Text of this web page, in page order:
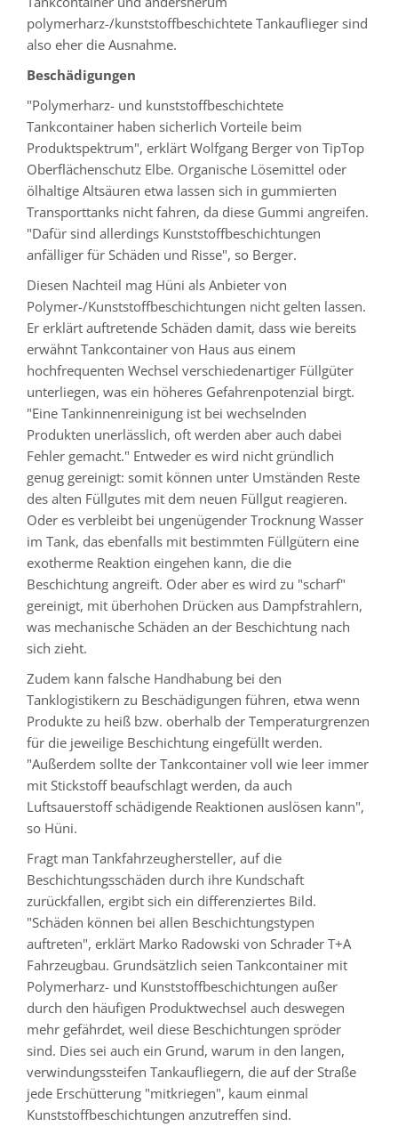
polymerharz-/kunststoffbeschichtete Tankauflieger sind
also eher die Ausnahme.
Beschädigungen
"Polymerharz- und kunststoffbeschichtete
Tankcontainer haben sicherlich Vorteile beim
Produktspektrum", erklärt Wolfgang Berger von TipTop
Oberflächenschutz Elbe. Organische Lösemittel oder
ölhaltige Altsäuren etwa lassen sich in gummierten
Transporttanks nicht fahren, da diese Gummi angreifen.
"Dafür sind allerdings Kunststoffbeschichtungen
anfälliger für Schäden und Risse", so Berger.
Diesen Nachteil mag Hüni als Anbieter von
Polymer-/Kunststoffbeschichtungen nicht gelten lassen.
Er erklärt auftretende Schäden damit, dass wie bereits
erwähnt Tankcontainer von Haus aus einem
hochfrequenten Wechsel verschiedenartiger Füllgüter
unterliegen, was ein höheres Gefahrenpotenzial birgt.
"Eine Tankinnenreinigung ist bei wechselnden
Produkten unerlässlich, oft werden aber auch dabei
Fehler gemacht." Entweder es wird nicht gründlich
genug gereinigt: somit können unter Umständen Reste
des alten Füllgutes mit dem neuen Füllgut reagieren.
Oder es verbleibt bei ungenügender Trocknung Wasser
im Tank, das ebenfalls mit bestimmten Füllgütern eine
exotherme Reaktion eingehen kann, die die
Beschichtung angreift. Oder aber es wird zu "scharf"
gereinigt, mit überhohen Drücken aus Dampfstrahlern,
was mechanische Schäden an der Beschichtung nach
sich zieht.
Zudem kann falsche Handhabung bei den
Tanklogistikern zu Beschädigungen führen, etwa wenn
Produkte zu heiß bzw. oberhalb der Temperaturgrenzen
für die jeweilige Beschichtung eingefüllt werden.
"Außerdem sollte der Tankcontainer voll wie leer immer
mit Stickstoff beaufschlagt werden, da auch
Luftsauerstoff schädigende Reaktionen auslösen kann",
so Hüni.
Fragt man Tankfahrzeughersteller, auf die
Beschichtungsschäden durch ihre Kundschaft
zurückfallen, ergibt sich ein differenziertes Bild.
"Schäden können bei allen Beschichtungstypen
auftreten", erklärt Marko Radowski von Schrader T+A
Fahrzeugbau. Grundsätzlich seien Tankcontainer mit
Polymerharz- und Kunststoffbeschichtungen außer
durch den häufigen Produktwechsel auch deswegen
mehr gefährdet, weil diese Beschichtungen spröder
sind. Dies sei auch ein Grund, warum in den langen,
verwindungssteifen Tankaufliegern, die auf der Straße
jede Erschütterung "mitkriegen", kaum einmal
Kunststoffbeschichtungen anzutreffen sind.